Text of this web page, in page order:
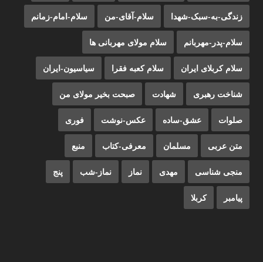
زندگی-به-سبک-شهدا سلام-آقای-من سلام-امام-زمانم
سلام-پدر-مهربانم سلام مولای مهربانی ها
سلام کربلای ایران سلام کعبه فقرا سیاسیون-ایران
شناخت رهبری شهادت صبحت بخیر مولای من
صلوات عشق-ساده عکس-نوشت فوری
متن عربی مسلمان معرفی-کتاب منبع
منجی شناسی مهدی نماز نماز-شب پنج
پیامبر کربلا